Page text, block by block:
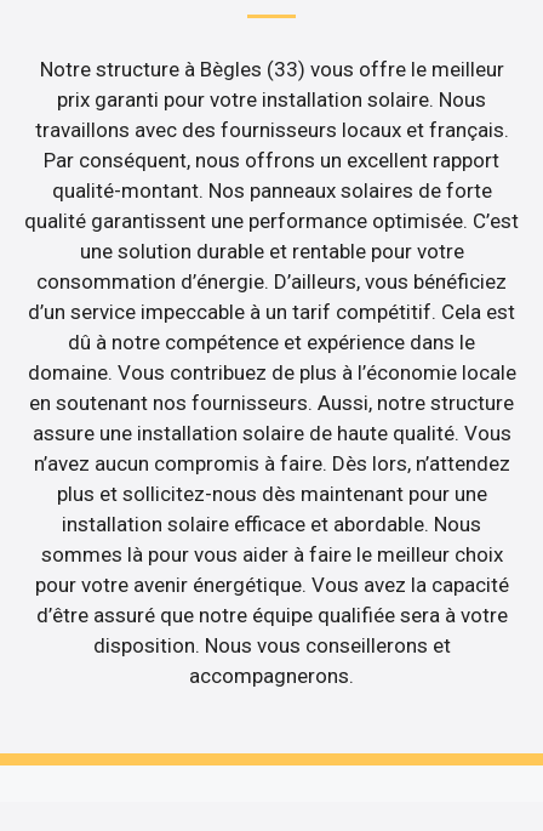
Notre structure à Bègles (33) vous offre le meilleur
prix garanti pour votre installation solaire. Nous
travaillons avec des fournisseurs locaux et français.
Par conséquent, nous offrons un excellent rapport
qualité-montant. Nos panneaux solaires de forte
qualité garantissent une performance optimisée. C’est
une solution durable et rentable pour votre
consommation d’énergie. D’ailleurs, vous bénéficiez
d’un service impeccable à un tarif compétitif. Cela est
dû à notre compétence et expérience dans le
domaine. Vous contribuez de plus à l’économie locale
en soutenant nos fournisseurs. Aussi, notre structure
assure une installation solaire de haute qualité. Vous
n’avez aucun compromis à faire. Dès lors, n’attendez
plus et sollicitez-nous dès maintenant pour une
installation solaire efficace et abordable. Nous
sommes là pour vous aider à faire le meilleur choix
pour votre avenir énergétique. Vous avez la capacité
d’être assuré que notre équipe qualifiée sera à votre
disposition. Nous vous conseillerons et
accompagnerons.